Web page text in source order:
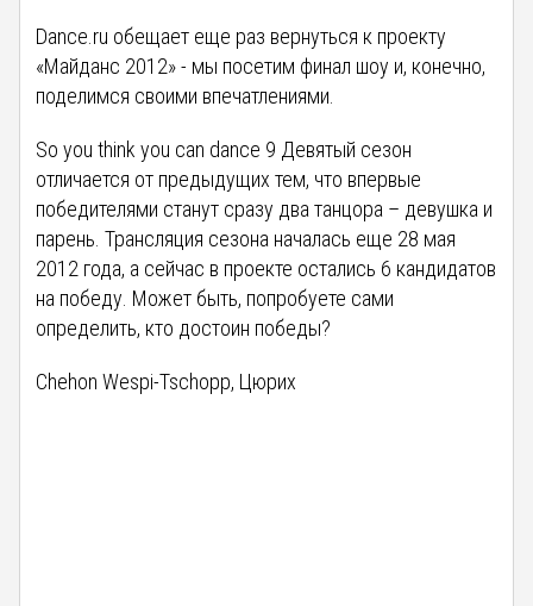
Dance.ru обещает еще раз вернуться к проекту
«Майданс 2012» - мы посетим финал шоу и, конечно,
поделимся своими впечатлениями.
So you think you can dance 9 Девятый сезон
отличается от предыдущих тем, что впервые
победителями станут сразу два танцора – девушка и
парень. Трансляция сезона началась еще 28 мая
2012 года, а сейчас в проекте остались 6 кандидатов
на победу. Может быть, попробуете сами
определить, кто достоин победы?
Chehon Wespi-Tschopp, Цюрих